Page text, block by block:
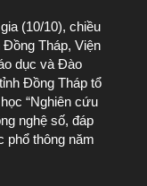
(10/10), chiều
Đồng Tháp, Viện
dục và Đào
Đồng Tháp tổ
“Nghiên cứu
nghệ số, đáp
phổ thông năm